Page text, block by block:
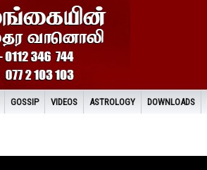
GOSSIP VIDEOS ASTROLOGY DOWNLOADS